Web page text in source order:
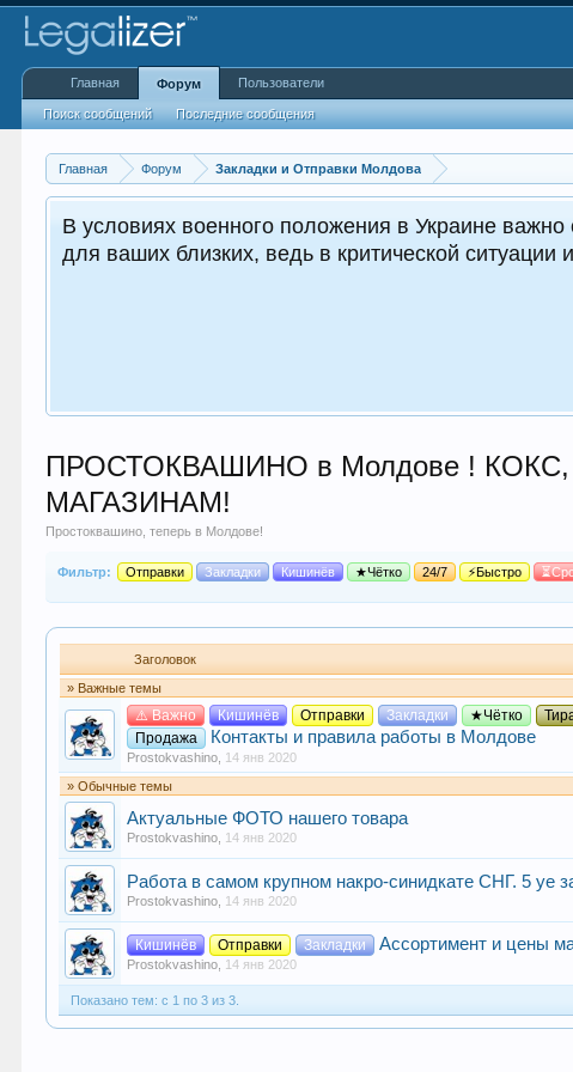
Главная Форум Закладки и Отправки Молдова
В условиях военного положения в Украине
для ваших близких, ведь в критической
ПРОСТОКВАШИНО в Молдове ! КОКС,
МАГАЗИНАМ!
Простоквашино, теперь в Молдове!
Фильтр: Отправки Закладки Кишинёв ★Чётко 24/7 ⚡Быстро
Заголовок
» Важные темы
⚠️ Важно Кишинёв Отправки Закладки ★Чётко
Продажа
Контакты и правила работы в Молдове
Prostokvashino 14 янв 2020
» Обычные темы
Актуальные ФОТО нашего товара
Prostokvashino 14 янв 2020
Работа в самом крупном накро-синидкате СНГ. 5 уе
Prostokvashino 14 янв 2020
Кишинёв Отправки Закладки Ассортимент и цены
Prostokvashino 14 янв 2020
Показано тем: с 1 по 3 из 3.
Главная Форум
Поиск сообщений Последние сообщения
Пользователи